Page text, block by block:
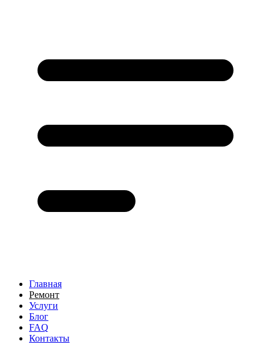
Главная
Ремонт
Услуги
Блог
FAQ
Контакты